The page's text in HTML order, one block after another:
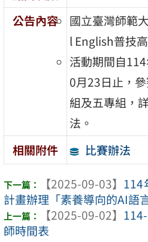
公告內容
國立臺灣師範
l English普技
活動期間自
0月23日止，
組及五專組，
法。
相關附件
比賽辦法
【2025-09-03】 114
計畫辦理「素養導向的AI語
【2025-09-02】
師時間表